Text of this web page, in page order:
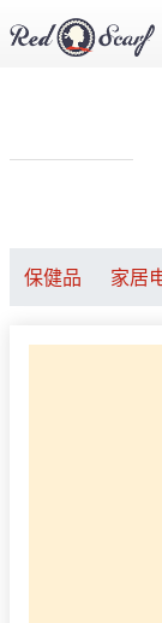
保健品 家居